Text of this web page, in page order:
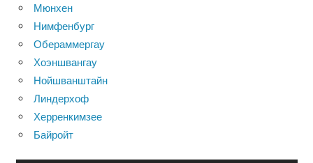
Мюнхен
Нимфенбург
Обераммергау
Хоэншвангау
Нойшванштайн
Линдерхоф
Херренкимзее
Байройт